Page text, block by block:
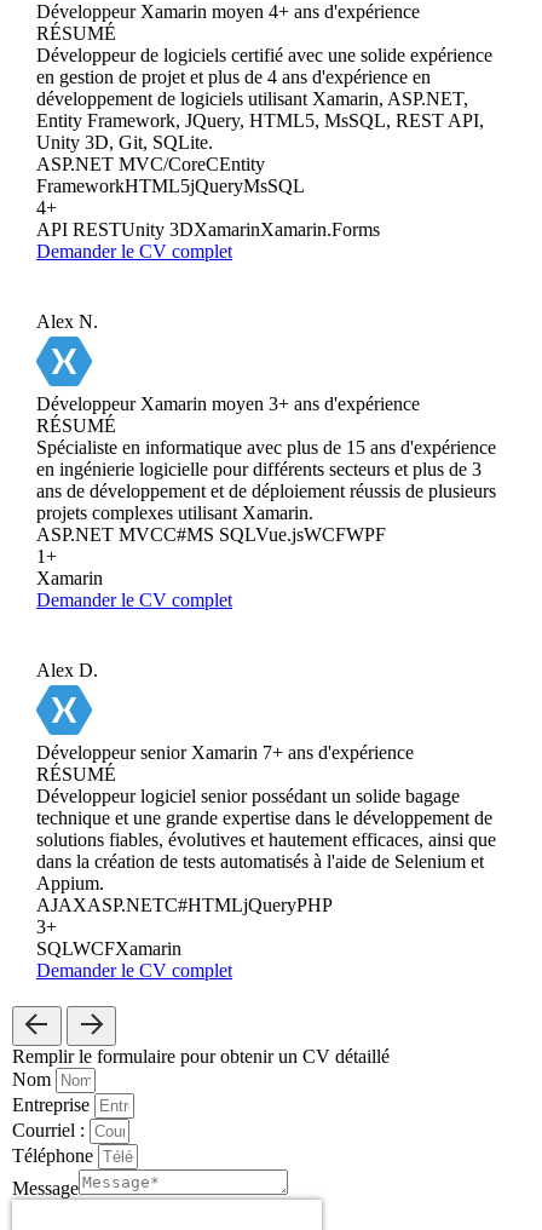
Développeur Xamarin moyen 4+ ans d'expérience
RÉSUMÉ
Développeur de logiciels certifié avec une solide expérience
en gestion de projet et plus de 4 ans d'expérience en
développement de logiciels utilisant Xamarin, ASP.NET,
Entity Framework, JQuery, HTML5, MsSQL, REST API,
Unity 3D, Git, SQLite.
ASP.NET MVC/CoreCEntity
FrameworkHTML5jQueryMsSQL
4+
API RESTUnity 3DXamarinXamarin.Forms
Demander le CV complet
Alex N.
Développeur Xamarin moyen 3+ ans d'expérience
RÉSUMÉ
Spécialiste en informatique avec plus de 15 ans d'expérience
en ingénierie logicielle pour différents secteurs et plus de 3
ans de développement et de déploiement réussis de plusieurs
projets complexes utilisant Xamarin.
ASP.NET MVCC#MS SQLVue.jsWCFWPF
1+
Xamarin
Demander le CV complet
Alex D.
Développeur senior Xamarin 7+ ans d'expérience
RÉSUMÉ
Développeur logiciel senior possédant un solide bagage
technique et une grande expertise dans le développement de
solutions fiables, évolutives et hautement efficaces, ainsi que
dans la création de tests automatisés à l'aide de Selenium et
Appium.
AJAXASP.NETC#HTMLjQueryPHP
3+
SQLWCFXamarin
Demander le CV complet
Remplir le formulaire pour obtenir un CV détaillé
Nom
Entreprise
Courriel :
Téléphone
Message